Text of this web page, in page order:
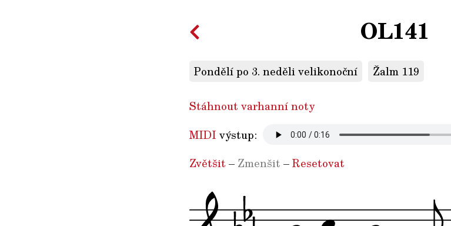
OL141
Pondělí po 3. neděli velikonoční Žalm 119
Stáhnout varhanní noty
MIDI výstup:
Zvětšit – Zmenšit –Resetovat